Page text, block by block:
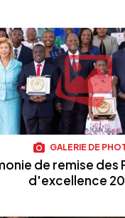
GALERIE DE
de remise des
d'excellence